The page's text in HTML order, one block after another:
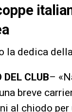
la dedica
DEL CLUB–
breve
al chiodo